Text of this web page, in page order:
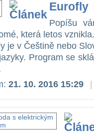
Eurofly
Popíšu
která letos
je v Češtině nebo
Program se
21. 10. 2016 15:29